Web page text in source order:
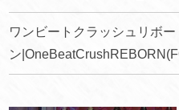
ワンビートクラッシュリボー
ン